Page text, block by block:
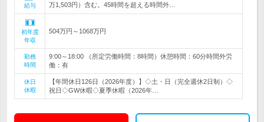
給与
万1,503円）含む。45時間を超える時間外…
初年度
年収
504万円～1068万円
勤務
時間
9:00～18:00 （所定労働時間：8時間）休憩時間：60分時間外労
働：有
休日
休暇
【年間休日126日（2026年度）】◇土・日（完全週休2日制）◇
祝日◇GW休暇◇夏季休暇（2026年…